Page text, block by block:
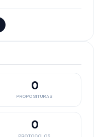
0
PROPOSITURAS
0
PROTOCOLOS